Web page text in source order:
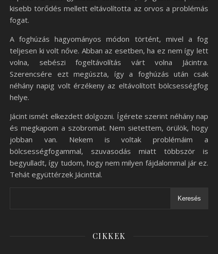
kisebb törődés mellett eltávolította az orvos a problémás
fogat.
A foghúzás hagyományos módon történt, mivel a fog
teljesen ki volt nőve. Abban az esetben, ha ez nem így lett
volna, sebészi fogeltávolítás várt volna Jácintra.
Szerencsére ezt megúszta, így a foghúzás után csak
néhány napig volt érzékeny az eltávolított bölcsességfog
helye.
Jácint ismét elkezdett dolgozni. Ígérete szerint néhány nap
és megkapom a szobromat. Nem sietettem, örülök, hogy
jobban van. Nekem is voltak problémáim a
bölcsességfogammal, szuvasodás miatt többször is
begyulladt, így tudom, hogy nem milyen fájdalommal jár ez.
Tehát együttérzek Jácinttal.
Keresés
CIKKEK